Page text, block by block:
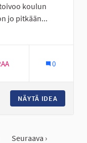
koulun
jo pitkään...
Seinäjoki
0
NÄYTÄ IDEA
Seuraava ›